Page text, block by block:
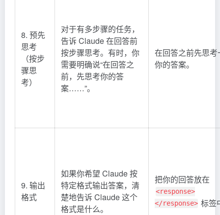
8. 预先
思考
（按步
骤思
考）
对于有多步骤的任务，
告诉 Claude 在回答前
按步骤思考。有时，你
需要明确说“在回答之
前，先思考你的答
案……”。
在回答之前先思考
你的答案。
9. 输出
格式
如果你希望 Claude 按
特定格式输出答案，清
楚地告诉 Claude 这个
格式是什么。
把你的回答放在
<response>
</response> 标签